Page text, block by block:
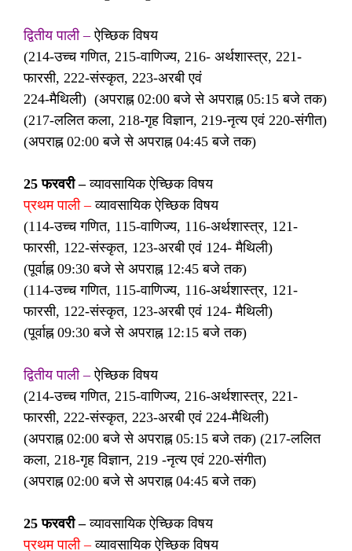
द्वितीय पाली –ऐच्छिक विषय
(214-उच्च गणित, 215-वाणिज्य, 216- अर्थशास्त्र, 221-
फारसी, 222-संस्कृत, 223-अरबी एवं
224-मैथिली) (अपराह्न 02:00 बजे से अपराह्न 05:15 बजे तक)
(217-ललित कला, 218-गृह विज्ञान, 219-नृत्य एवं 220-संगीत)
(अपराह्न 02:00 बजे से अपराह्न 04:45 बजे तक)
25 फरवरी – व्यावसायिक ऐच्छिक विषय
प्रथम पाली –व्यावसायिक ऐच्छिक विषय
(114-उच्च गणित, 115-वाणिज्य, 116-अर्थशास्त्र, 121-
फारसी, 122-संस्कृत, 123-अरबी एवं 124- मैथिली)
(पूर्वाह्न 09:30 बजे से अपराह्न 12:45 बजे तक)
(114-उच्च गणित, 115-वाणिज्य, 116-अर्थशास्त्र, 121-
फारसी, 122-संस्कृत, 123-अरबी एवं 124- मैथिली)
(पूर्वाह्न 09:30 बजे से अपराह्न 12:15 बजे तक)
द्वितीय पाली –ऐच्छिक विषय
(214-उच्च गणित, 215-वाणिज्य, 216-अर्थशास्त्र, 221-
फारसी, 222-संस्कृत, 223-अरबी एवं 224-मैथिली)
(अपराह्न 02:00 बजे से अपराह्न 05:15 बजे तक) (217-ललित
कला, 218-गृह विज्ञान, 219 -नृत्य एवं 220-संगीत)
(अपराह्न 02:00 बजे से अपराह्न 04:45 बजे तक)
25 फरवरी – व्यावसायिक ऐच्छिक विषय
प्रथम पाली –व्यावसायिक ऐच्छिक विषय